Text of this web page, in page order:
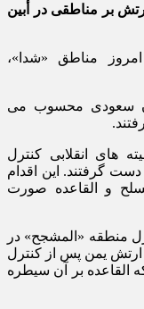
بر مناطقی در أبین
مناطق «شدا»،
سعودی محسوب می
های انقلابی کنترل
گرفتند. این اقدام
و القاعده صورت
منطقه «المشجح» در
ارتش یمن پس از کنترل
القاعده بر آن سیطره